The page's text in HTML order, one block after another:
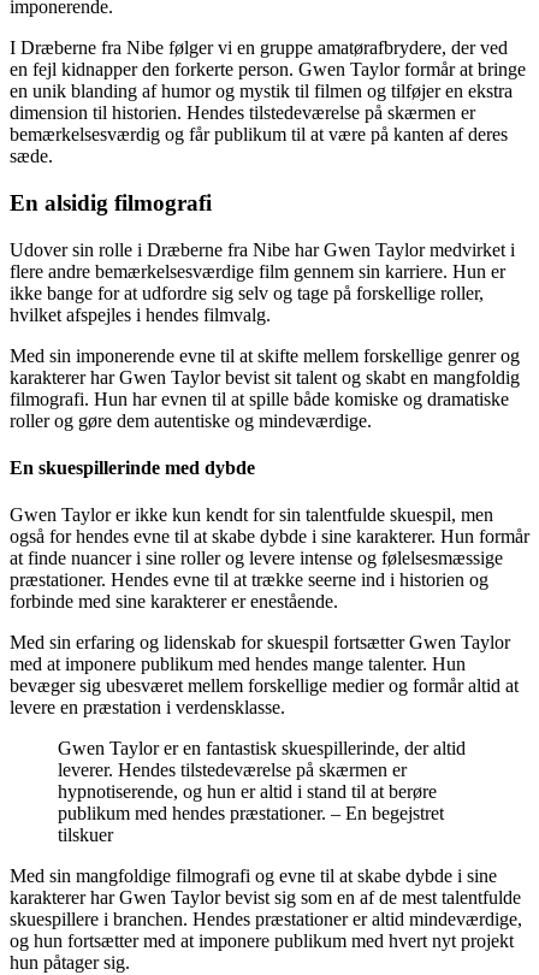
imponerende.
I Dræberne fra Nibe følger vi en gruppe amatørafbrydere, der ved
en fejl kidnapper den forkerte person. Gwen Taylor formår at bringe
en unik blanding af humor og mystik til filmen og tilføjer en ekstra
dimension til historien. Hendes tilstedeværelse på skærmen er
bemærkelsesværdig og får publikum til at være på kanten af deres
sæde.
En alsidig filmografi
Udover sin rolle i Dræberne fra Nibe har Gwen Taylor medvirket i
flere andre bemærkelsesværdige film gennem sin karriere. Hun er
ikke bange for at udfordre sig selv og tage på forskellige roller,
hvilket afspejles i hendes filmvalg.
Med sin imponerende evne til at skifte mellem forskellige genrer og
karakterer har Gwen Taylor bevist sit talent og skabt en mangfoldig
filmografi. Hun har evnen til at spille både komiske og dramatiske
roller og gøre dem autentiske og mindeværdige.
En skuespillerinde med dybde
Gwen Taylor er ikke kun kendt for sin talentfulde skuespil, men
også for hendes evne til at skabe dybde i sine karakterer. Hun formår
at finde nuancer i sine roller og levere intense og følelsesmæssige
præstationer. Hendes evne til at trække seerne ind i historien og
forbinde med sine karakterer er enestående.
Med sin erfaring og lidenskab for skuespil fortsætter Gwen Taylor
med at imponere publikum med hendes mange talenter. Hun
bevæger sig ubesværet mellem forskellige medier og formår altid at
levere en præstation i verdensklasse.
Gwen Taylor er en fantastisk skuespillerinde, der altid
leverer. Hendes tilstedeværelse på skærmen er
hypnotiserende, og hun er altid i stand til at berøre
publikum med hendes præstationer. – En begejstret
tilskuer
Med sin mangfoldige filmografi og evne til at skabe dybde i sine
karakterer har Gwen Taylor bevist sig som en af de mest talentfulde
skuespillere i branchen. Hendes præstationer er altid mindeværdige,
og hun fortsætter med at imponere publikum med hvert nyt projekt
hun påtager sig.